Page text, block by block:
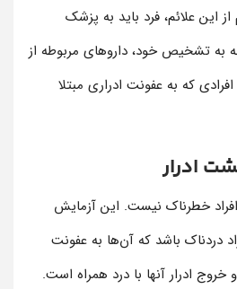
این علائم، فرد باید به پزشک
به تشخیص خود، داروهای مربوطه از
که به عفونت ادراری مبتلا
ادرار
خطرناک نیست. این آزمایش
دردناک باشد که آن‌ها به عفونت
خروج ادرار آنها با درد همراه است.